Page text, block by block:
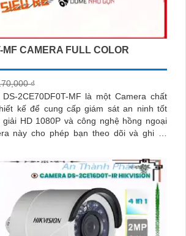
MF CAMERA FULL COLOR
₫
2CE70DF0T-MF là một Camera chất
kế để cung cấp giám sát an ninh tốt
này cho phép bạn theo dõi và ghi lại